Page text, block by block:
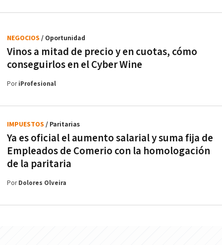
Vinos a mitad de precio y en cuotas, cómo
conseguirlos en el Cyber Wine
NEGOCIOS / Oportunidad
PoriProfesional
Ya es oficial el aumento salarial y suma fija de
Empleados de Comerio con la homologación
de la paritaria
IMPUESTOS / Paritarias
PorDolores Olveira